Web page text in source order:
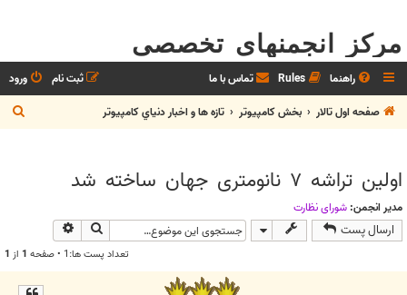
مرکز انجمنهای تخصصی
راهنما Rules تماس با ما ورود
ثبت نام
صفحه اول تالار
بخش كامپيوتر تازه ها و اخبار دنياي کامپيوتر
س
اولین تراشه ۷ نانومتری جهان ساخته شد
مدیر انجمن: شوراي نظارت
ارسال پست جستجو
تعداد پست ها:1 • صفحه 1 از 1